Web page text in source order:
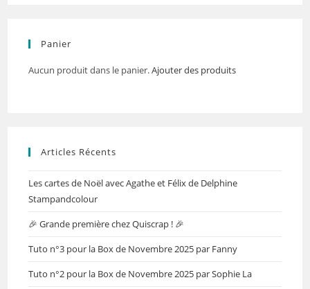
Panier
Aucun produit dans le panier.Ajouter des produits
Articles Récents
Les cartes de Noël avec Agathe et Félix de Delphine
Stampandcolour
🎉 Grande première chez Quiscrap ! 🎉
Tuto n°3 pour la Box de Novembre 2025 par Fanny
Tuto n°2 pour la Box de Novembre 2025 par Sophie La